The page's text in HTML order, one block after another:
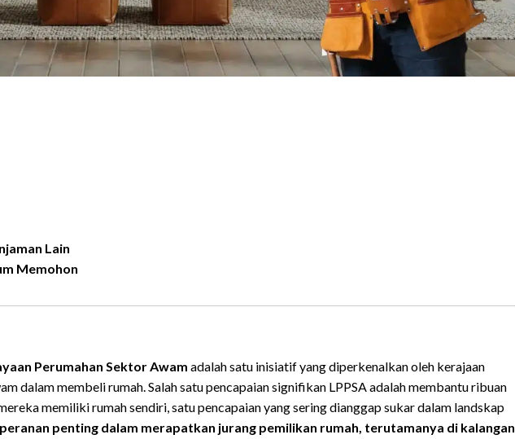
Lain
Memohon
Perumahan Sektor Awam adalah satu inisiatif yang diperkenalkan oleh kerajaan
dalam membeli rumah. Salah satu pencapaian signifikan LPPSA adalah membantu ribuan
memiliki rumah sendiri, satu pencapaian yang sering dianggap sukar dalam landskap
penting dalam merapatkan jurang pemilikan rumah, terutamanya di kalangan